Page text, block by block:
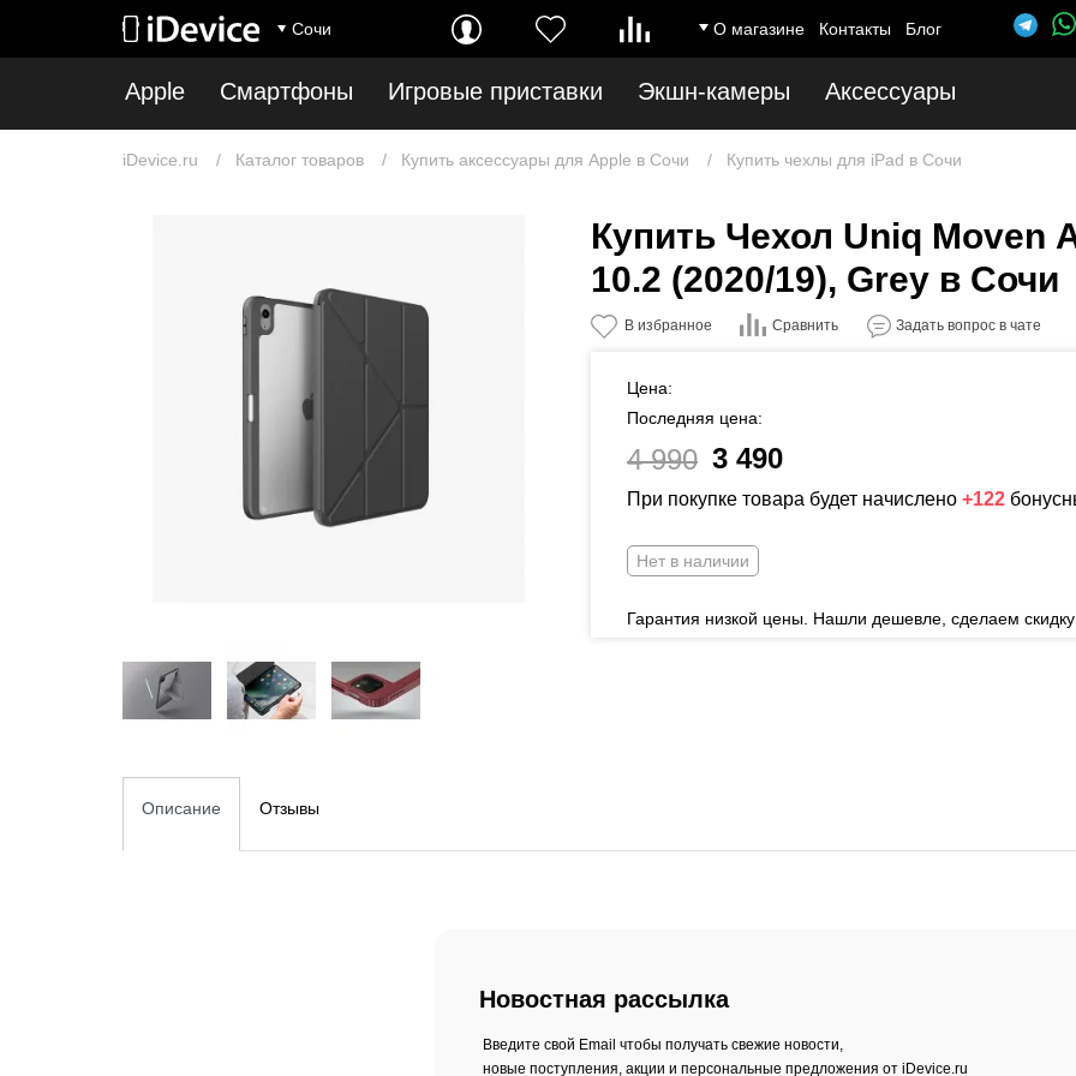
Сочи О магазине Контакты Блог
Apple Смартфоны Игровые приставки Экшн-камеры Аксессуары
iDevice.ru Каталог товаров Купить аксессуары для Apple в Сочи Купить чехлы для iPad в Сочи
Купить Чехол Uniq Moven
10.2 (2020/19), Grey в Сочи
В избранное Сравнить Задать вопрос в чате
Цена:
Последняя цена:
4 990 3 490
При покупке товара будет начислено +122
Нет в наличии
Гарантия низкой цены. Нашли дешевле, сделаем
Описание Отзывы
Новостная рассылка
Введите свой Email чтобы получать свежие новости,
новые поступления, акции и персональные предложения от iDevice.ru